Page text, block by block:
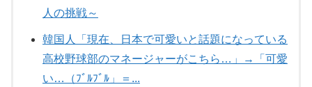
人の挑戦～
韓国人「現在、日本で可愛いと話題になっている
高校野球部のマネージャーがこちら…」→「可愛
い…（ﾌﾞﾙﾌﾞﾙ」＝...